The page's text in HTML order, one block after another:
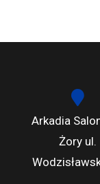
Arkadia
Żory ul.